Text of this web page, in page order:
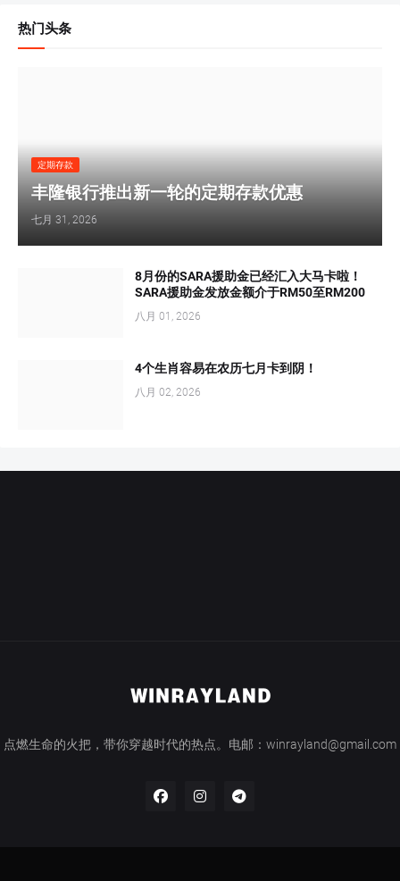
热门头条
定期存款
丰隆银行推出新一轮的定期存款优惠
七月 31, 2026
8月份的SARA援助金已经汇入大马卡啦！
SARA援助金发放金额介于RM50至RM200
八月 01, 2026
4个生肖容易在农历七月卡到阴！
八月 02, 2026
点燃生命的火把，带你穿越时代的热点。电邮：winrayland@gmail.com